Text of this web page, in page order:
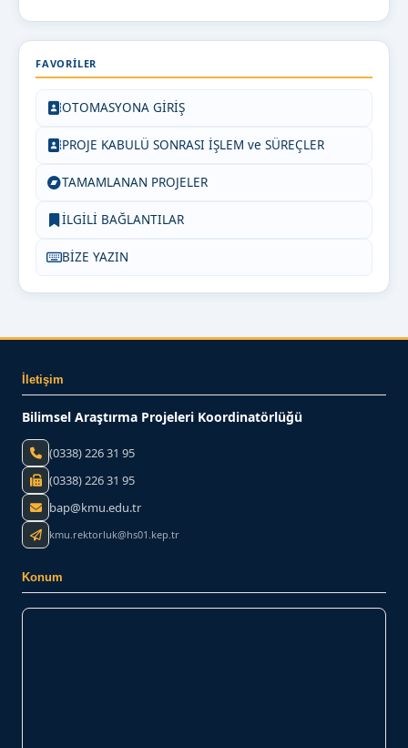
FAVORILER
OTOMASYONA GİRİŞ
PROJE KABULÜ SONRASI İŞLEM ve SÜREÇLER
TAMAMLANAN PROJELER
İLGİLİ BAĞLANTILAR
BİZE YAZIN
İletişim
Bilimsel Araştırma Projeleri Koordinatörlüğü
(0338) 226 31 95
(0338) 226 31 95
bap@kmu.edu.tr
kmu.rektorluk@hs01.kep.tr
Konum